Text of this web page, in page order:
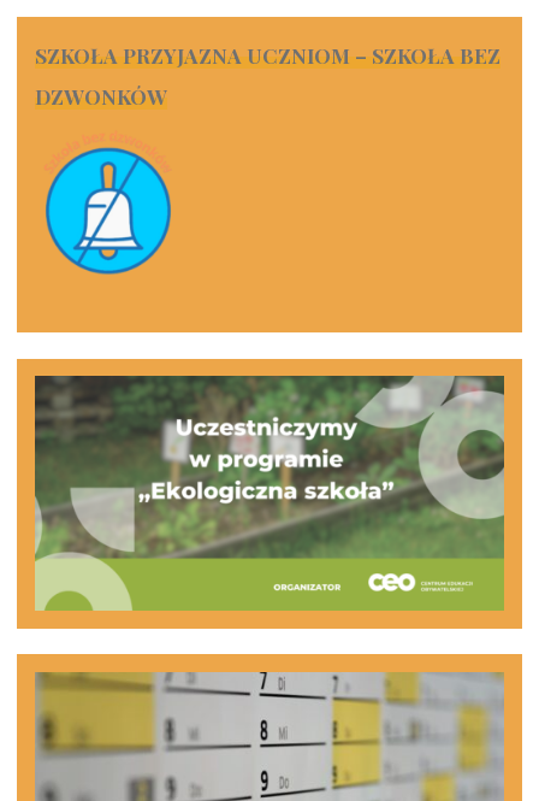
SZKOŁA PRZYJAZNA UCZNIOM – SZKOŁA BEZ
DZWONKÓW